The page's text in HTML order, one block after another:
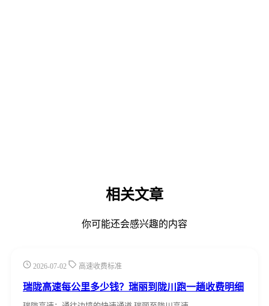
相关文章
你可能还会感兴趣的内容
2026-07-02 高速收费标准
瑞陇高速每公里多少钱？瑞丽到陇川跑一趟收费明细